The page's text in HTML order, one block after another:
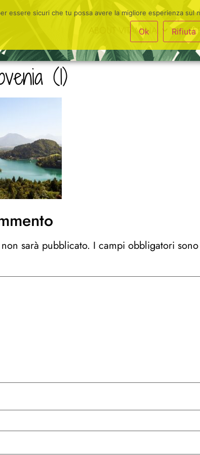
ABOUT VITAMINA
(1)
sarà pubblicato. I campi obbligatori
essere sicuri che tu possa avere la migliore esperienza
Ok Rifiuta